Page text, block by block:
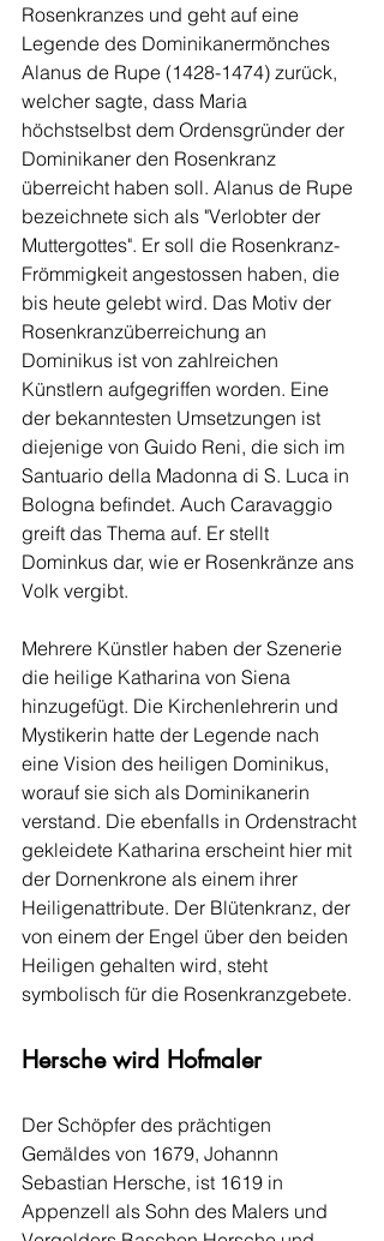
Rosenkranzes und geht auf eine
Legende des Dominikanermönches
Alanus de Rupe (1428-1474) zurück,
welcher sagte, dass Maria
höchstselbst dem Ordensgründer der
Dominikaner den Rosenkranz
überreicht haben soll. Alanus de Rupe
bezeichnete sich als "Verlobter der
Muttergottes". Er soll die Rosenkranz-
Frömmigkeit angestossen haben, die
bis heute gelebt wird. Das Motiv der
Rosenkranzüberreichung an
Dominikus ist von zahlreichen
Künstlern aufgegriffen worden. Eine
der bekanntesten Umsetzungen ist
diejenige von Guido Reni, die sich im
Santuario della Madonna di S. Luca in
Bologna befindet. Auch Caravaggio
greift das Thema auf. Er stellt
Dominkus dar, wie er Rosenkränze ans
Volk vergibt.
Mehrere Künstler haben der Szenerie
die heilige Katharina von Siena
hinzugefügt. Die Kirchenlehrerin und
Mystikerin hatte der Legende nach
eine Vision des heiligen Dominikus,
worauf sie sich als Dominikanerin
verstand. Die ebenfalls in Ordenstracht
gekleidete Katharina erscheint hier mit
der Dornenkrone als einem ihrer
Heiligenattribute. Der Blütenkranz, der
von einem der Engel über den beiden
Heiligen gehalten wird, steht
symbolisch für die Rosenkranzgebete.
Hersche wird Hofmaler
Der Schöpfer des prächtigen
Gemäldes von 1679, Johannn
Sebastian Hersche, ist 1619 in
Appenzell als Sohn des Malers und